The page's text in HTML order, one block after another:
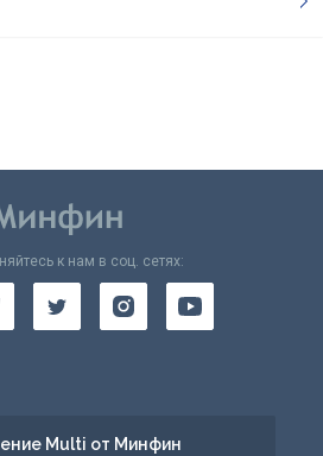
к нам в соц. сетях:
Multi от Минфин